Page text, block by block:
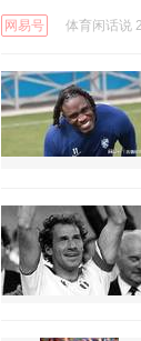
网易号 体育闲话说